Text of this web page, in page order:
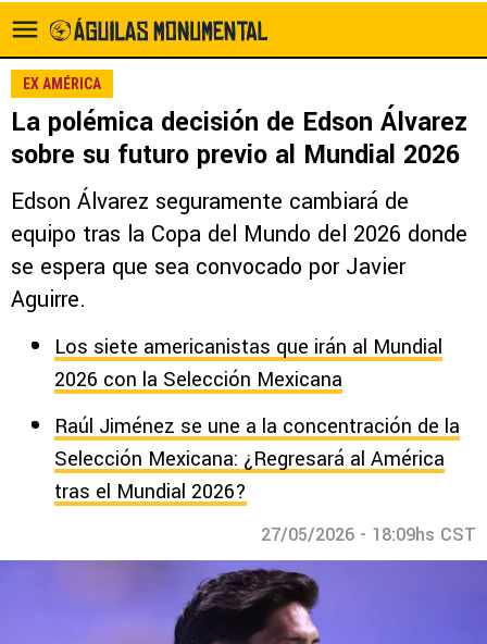
EX AMÉRICA
La polémica decisión de Edson Álvarez
sobre su futuro previo al Mundial 2026
Edson Álvarez seguramente cambiará de
equipo tras la Copa del Mundo del 2026 donde
se espera que sea convocado por Javier
Aguirre.
Los siete americanistas que irán al Mundial
2026 con la Selección Mexicana
Raúl Jiménez se une a la concentración de la
Selección Mexicana: ¿Regresará al América
tras el Mundial 2026?
27/05/2026 - 18:09hs CST